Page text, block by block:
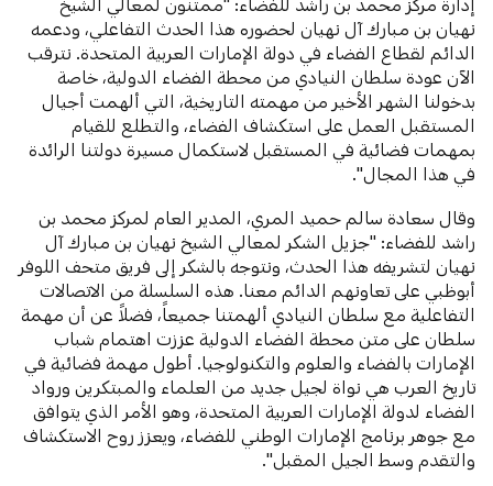
نهيان بن مبارك آل نهيان لحضوره هذا الحدث التفاعلي، ودعمه
الدائم لقطاع الفضاء في دولة الإمارات العربية المتحدة. نترقب
الآن عودة سلطان النيادي من محطة الفضاء الدولية، خاصة
بدخولنا الشهر الأخير من مهمته التاريخية، التي ألهمت أجيال
المستقبل العمل على استكشاف الفضاء، والتطلع للقيام
بمهمات فضائية في المستقبل لاستكمال مسيرة دولتنا الرائدة
في هذا المجال".
وقال سعادة سالم حميد المري، المدير العام لمركز محمد بن
راشد للفضاء: "جزيل الشكر لمعالي الشيخ نهيان بن مبارك آل
نهيان لتشريفه هذا الحدث، ونتوجه بالشكر إلى فريق متحف اللوفر
أبوظبي على تعاونهم الدائم معنا. هذه السلسلة من الاتصالات
التفاعلية مع سلطان النيادي ألهمتنا جميعاً، فضلاً عن أن مهمة
سلطان على متن محطة الفضاء الدولية عززت اهتمام شباب
الإمارات بالفضاء والعلوم والتكنولوجيا. أطول مهمة فضائية في
تاريخ العرب هي نواة لجيل جديد من العلماء والمبتكرين ورواد
الفضاء لدولة الإمارات العربية المتحدة، وهو الأمر الذي يتوافق
مع جوهر برنامج الإمارات الوطني للفضاء، ويعزز روح الاستكشاف
والتقدم وسط الجيل المقبل".